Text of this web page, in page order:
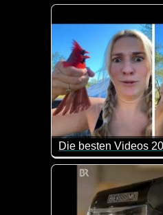
Wenn diese kleinen
Die besten Videos
Eine tolle